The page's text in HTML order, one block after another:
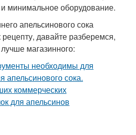
минимальное оборудование.
апельсинового сока
давайте разберемся,
магазинного: